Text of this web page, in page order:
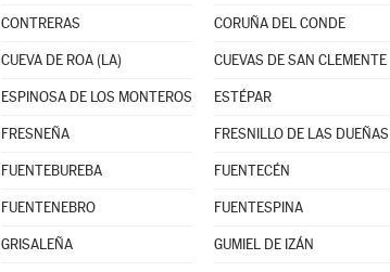
CONTRERAS CORUÑA DEL CONDE
CUEVA DE ROA (LA) CUEVAS DE SAN CLEMENTE
ESPINOSA DE LOS MONTEROS ESTÉPAR
FRESNEÑA FRESNILLO DE LAS DUEÑAS
FUENTEBUREBA FUENTECÉN
FUENTENEBRO FUENTESPINA
GRISALEÑA GUMIEL DE IZÁN